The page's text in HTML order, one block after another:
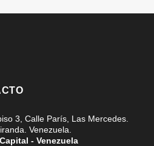
3, Calle París, Las Mercedes.
Venezuela.
- Venezuela